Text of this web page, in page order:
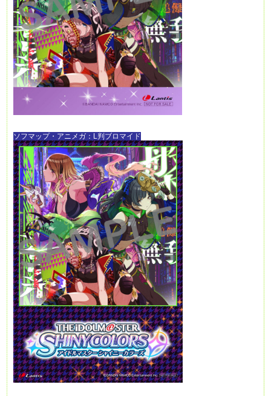
ソフマップ・アニメガ：L判ブロマイド